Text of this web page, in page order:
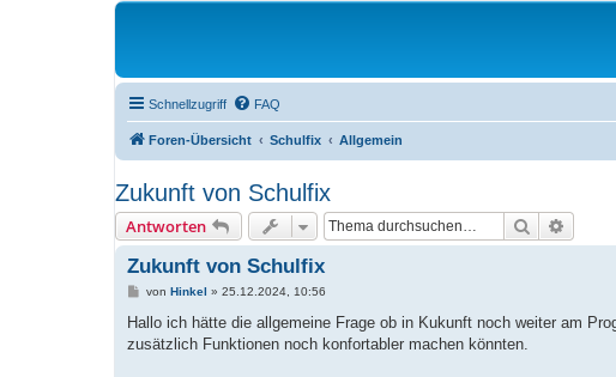
Schnellzugriff FAQ
Foren-Übersicht Schulfix Allgemein
Zukunft von Schulfix
Antworten Suche
Zukunft von Schulfix
B
i
r
von Hinkel » 25.12.2024, 10:56
Hallo ich hätte die allgemeine Frage ob in Kukunft noch weiter am
zusätzlich Funktionen noch konfortabler machen könnten.